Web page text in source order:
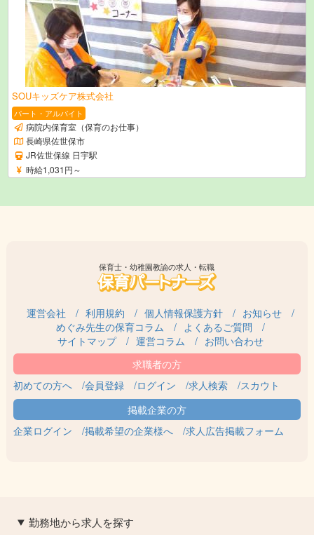
SOUキッズケア株式会社
パート・アルバイト
病院内保育室（保育のお仕事）
長崎県佐世保市
JR佐世保線 日宇駅
時給1,031円～
保育士・幼稚園教諭の求人・転職
運営会社 利用規約 個人情報保護方針
お知らせ
めぐみ先生の保育コラム
よくあるご質問
サイトマップ
運営コラム お問い合わせ
初めての方へ 会員登録 ログイン 求人検索 スカウト
企業ログイン 掲載希望の企業様へ 求人広告掲載フォーム
勤務地から求人を探す